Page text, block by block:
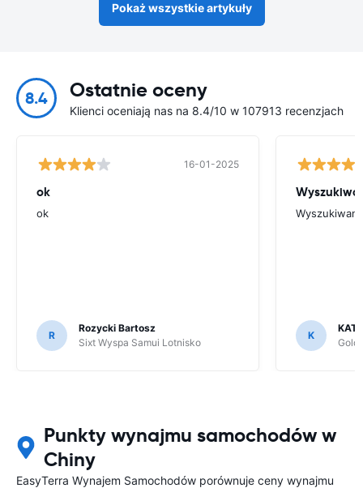
Pokaż wszystkie artykuły
8.4 Ostatnie oceny
Klienci oceniają nas na 8.4/10 w 107913 recenzjach
16-01-2025
ok
ok
R
Rozycki Bartosz
Sixt Wyspa Samui Lotnisko
K
Punkty wynajmu samochodów w
Chiny
EasyTerra Wynajem Samochodów porównuje ceny wynajmu